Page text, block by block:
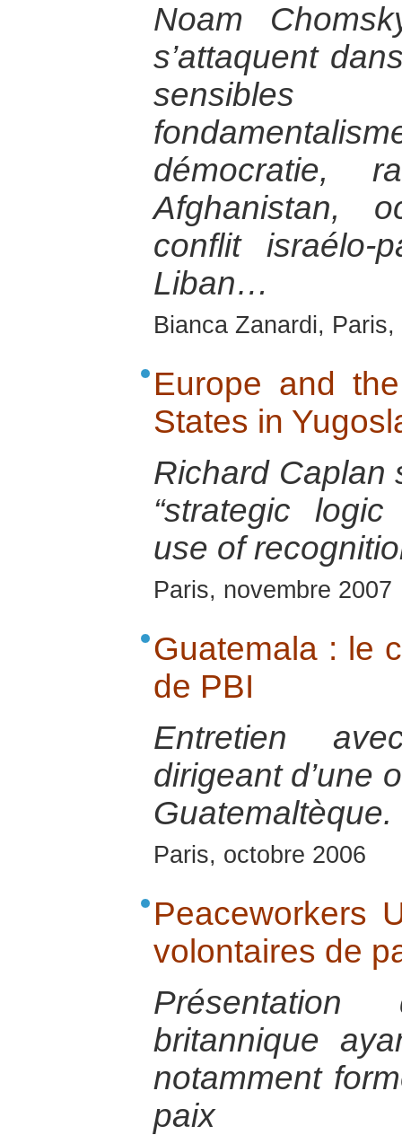
Noam
s’attaquent
démocratie,
Afghanistan,
conflit israélo-
Liban…
Bianca Zanardi, Paris,
Europe and
States in
Richard Caplan
“strategic
use of
Paris, novembre 2007
Guatemala : le
de PBI
Entretien
dirigeant d’une
Guatemaltèque.
Paris, octobre 2006
Peaceworkers
volontaires de
Présentation
britannique
notamment
paix